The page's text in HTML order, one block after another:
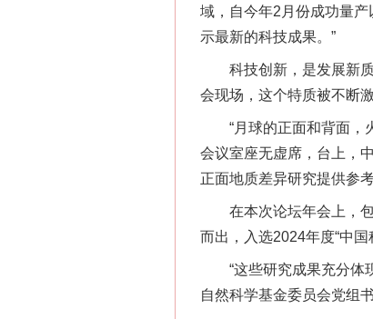
域，自今年2月份成功量
示最新的科技成果。”
科技创新，是发展新质
会现场，这个特质被不断
“月球的正面和背面，火
会议室座无虚席，台上，
正面地质差异研究提供参考
在本次论坛年会上，包
而出，入选2024年度“中
“这些研究成果充分体现
自然科学基金委员会党组